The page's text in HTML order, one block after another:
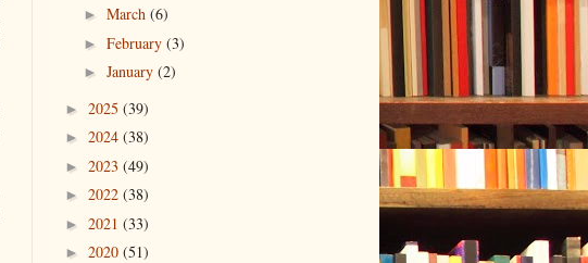
► March (6)
► February (3)
► January (2)
► 2025 (39)
► 2024 (38)
► 2023 (49)
► 2022 (38)
► 2021 (33)
► 2020 (51)